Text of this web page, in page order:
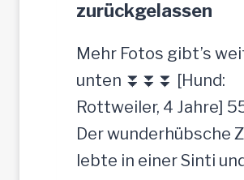
zurückgelassen
Mehr Fotos gibt’s
unten ⏬⏬⏬ [Hund:
Rottweiler, 4 Jahre]
Der wunderhübsche
lebte in einer Sinti